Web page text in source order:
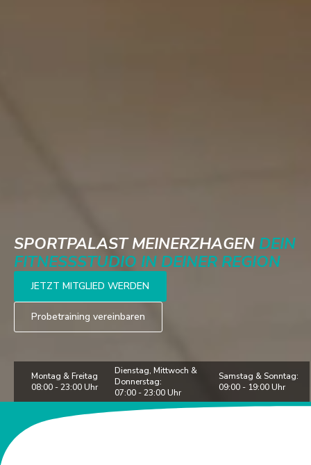
SPORTPALAST MEINERZHAGEN DEIN
FITNESSSTUDIO IN DEINER REGION
JETZT MITGLIED WERDEN
Probetraining vereinbaren
Montag & Freitag
08:00 - 23:00 Uhr
Dienstag, Mittwoch &
Donnerstag:
07:00 - 23:00 Uhr
Samstag & Sonntag:
09:00 - 19:00 Uhr